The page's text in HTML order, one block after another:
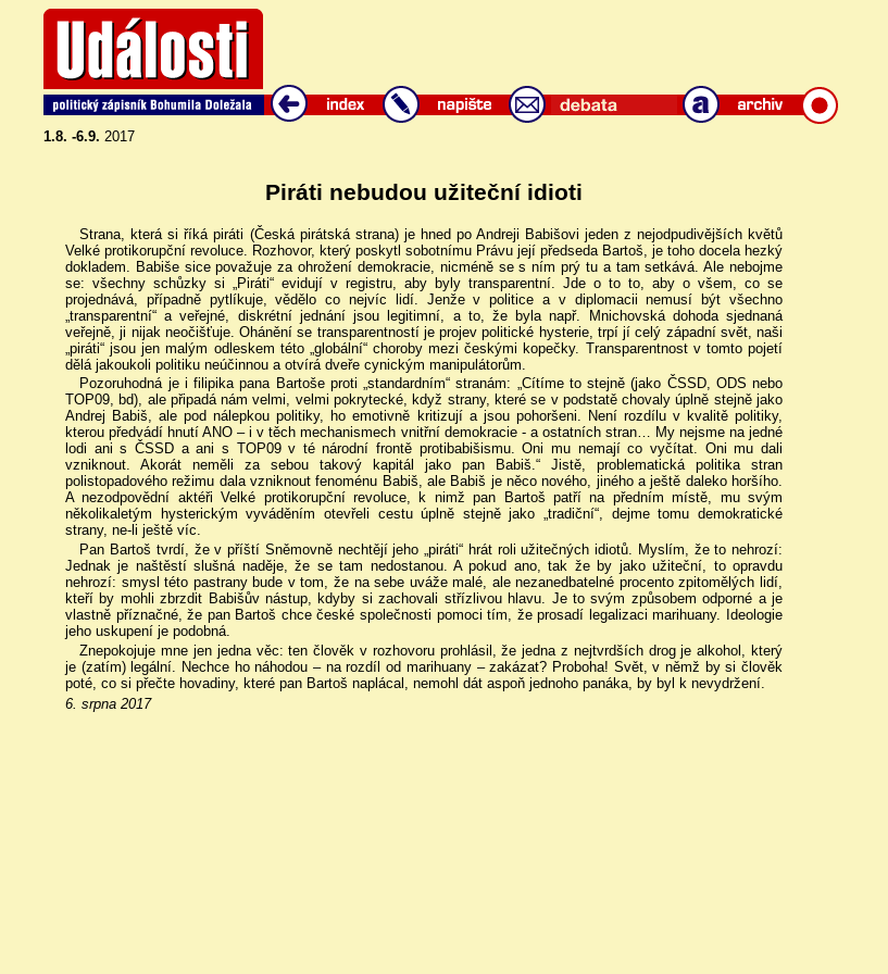
1.8. -6.9. 2017
Piráti nebudou užiteční idioti
Strana, která si říká piráti (Česká pirátská strana) je hned po Andreji Babišovi jeden z nejodpudivějších květů
Velké protikorupční revoluce. Rozhovor, který poskytl sobotnímu Právu její předseda Bartoš, je toho docela hezký
dokladem. Babiše sice považuje za ohrožení demokracie, nicméně se s ním prý tu a tam setkává. Ale nebojme
se: všechny schůzky si „Piráti“ evidují v registru, aby byly transparentní. Jde o to to, aby o všem, co se
projednává, případně pytlíkuje, vědělo co nejvíc lidí. Jenže v politice a v diplomacii nemusí být všechno
„transparentní“ a veřejné, diskrétní jednání jsou legitimní, a to, že byla např. Mnichovská dohoda sjednaná
veřejně, ji nijak neočišťuje. Ohánění se transparentností je projev politické hysterie, trpí jí celý západní svět, naši
„piráti“ jsou jen malým odleskem této „globální“ choroby mezi českými kopečky. Transparentnost v tomto pojetí
dělá jakoukoli politiku neúčinnou a otvírá dveře cynickým manipulátorům.
Pozoruhodná je i filipika pana Bartoše proti „standardním“ stranám: „Cítíme to stejně (jako ČSSD, ODS nebo
TOP09, bd), ale připadá nám velmi, velmi pokrytecké, když strany, které se v podstatě chovaly úplně stejně jako
Andrej Babiš, ale pod nálepkou politiky, ho emotivně kritizují a jsou pohoršeni. Není rozdílu v kvalitě politiky,
kterou předvádí hnutí ANO – i v těch mechanismech vnitřní demokracie - a ostatních stran… My nejsme na jedné
lodi ani s ČSSD a ani s TOP09 v té národní frontě protibabišismu. Oni mu nemají co vyčítat. Oni mu dali
vzniknout. Akorát neměli za sebou takový kapitál jako pan Babiš.“ Jistě, problematická politika stran
polistopadového režimu dala vzniknout fenoménu Babiš, ale Babiš je něco nového, jiného a ještě daleko horšího.
A nezodpovědní aktéři Velké protikorupční revoluce, k nimž pan Bartoš patří na předním místě, mu svým
několikaletým hysterickým vyváděním otevřeli cestu úplně stejně jako „tradiční“, dejme tomu demokratické
strany, ne-li ještě víc.
Pan Bartoš tvrdí, že v příští Sněmovně nechtějí jeho „piráti“ hrát roli užitečných idiotů. Myslím, že to nehrozí:
Jednak je naštěstí slušná naděje, že se tam nedostanou. A pokud ano, tak že by jako užiteční, to opravdu
nehrozí: smysl této pastrany bude v tom, že na sebe uváže malé, ale nezanedbatelné procento zpitomělých lidí,
kteří by mohli zbrzdit Babišův nástup, kdyby si zachovali střízlivou hlavu. Je to svým způsobem odporné a je
vlastně příznačné, že pan Bartoš chce české společnosti pomoci tím, že prosadí legalizaci marihuany. Ideologie
jeho uskupení je podobná.
Znepokojuje mne jen jedna věc: ten člověk v rozhovoru prohlásil, že jedna z nejtvrdších drog je alkohol, který
je (zatím) legální. Nechce ho náhodou – na rozdíl od marihuany – zakázat? Proboha! Svět, v němž by si člověk
poté, co si přečte hovadiny, které pan Bartoš naplácal, nemohl dát aspoň jednoho panáka, by byl k nevydržení.
6. srpna 2017